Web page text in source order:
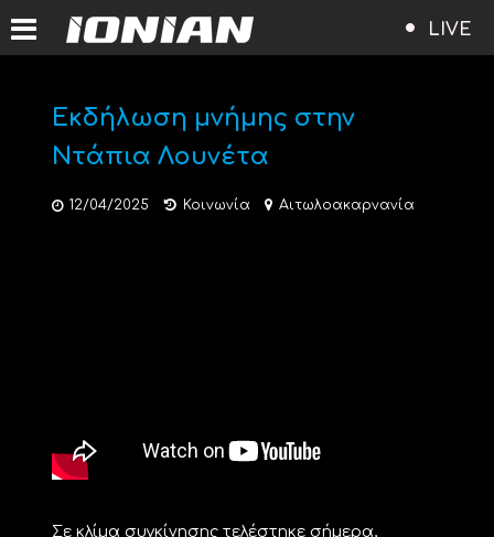
LIVE
Εκδήλωση μνήμης στην
Ντάπια Λουνέτα
12/04/2025 Κοινωνία Αιτωλοακαρνανία
Σε κλίμα συγκίνησης τελέστηκε σήμερα,